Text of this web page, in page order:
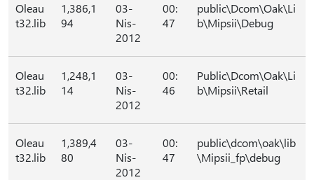
Oleau
t32.lib
1,386,1
94
03-
Nis-
2012
00:
47
public\Dcom\Oak\Li
b\Mipsii\Debug
Oleau
t32.lib
1,248,1
14
03-
Nis-
2012
00:
46
Public\Dcom\Oak\Li
b\Mipsii\Retail
Oleau
t32.lib
1,389,4
80
03-
Nis-
2012
00:
47
public\dcom\oak\lib
\Mipsii_fp\debug